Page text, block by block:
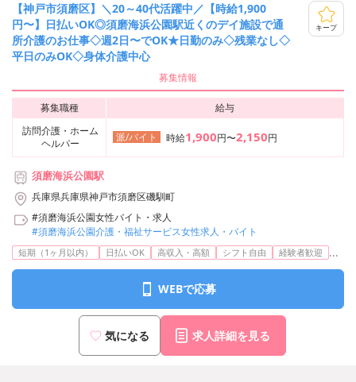
【神戸市須磨区】＼20～40代活躍中／【時給1,900
円〜】日払いOK◎須磨海浜公園駅近くのデイ施設で通
所介護のお仕事◇週2日〜でOK★日勤のみ◇残業なし◇
平日のみOK◇身体介護中心
キープ
募集情報
募集職種
給与
訪問介護・ホーム
ヘルパー
派/バイト 時給1,900円〜2,150円
須磨海浜公園駅
兵庫県兵庫県神戸市須磨区磯馴町
#須磨海浜公園女性バイト・求人
#須磨海浜公園介護・福祉サービス女性求人・バイト
短期（1ヶ月以内） 日払いOK 高収入・高額 シフト自由 経験者歓迎 ...
WEBで応募
気になる 求人詳細を見る